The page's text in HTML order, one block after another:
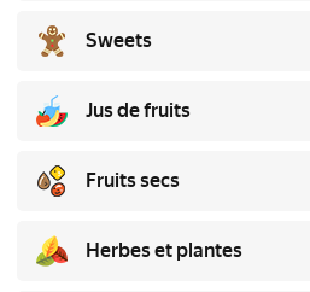
Sweets
Jus de fruits
Fruits secs
Herbes et plantes